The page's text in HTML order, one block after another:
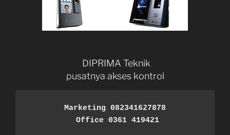
DIPRIMA Teknik
pusatnya akses kontrol
Marketing 082341627878
Office 0361 419421